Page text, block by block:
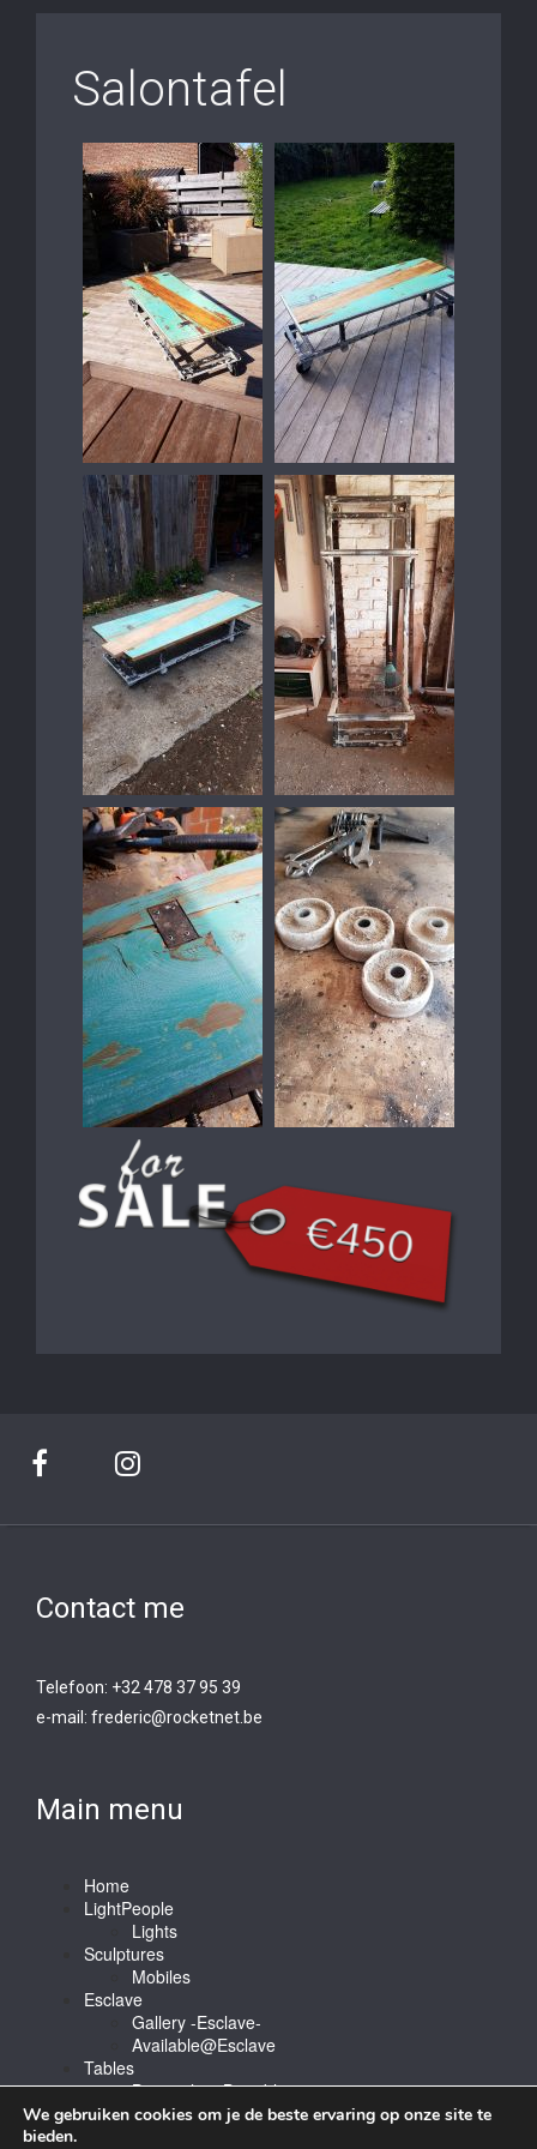
Salontafel
Contact me
Telefoon: +32 478 37 95 39
e-mail: frederic@rocketnet.be
Main menu
Home
LightPeople
Lights
Sculptures
Mobiles
Esclave
Gallery -Esclave-
Available@Esclave
Tables
Barstools & Bartable
Contact
We gebruiken cookies om je de beste ervaring op onze site te
bieden.